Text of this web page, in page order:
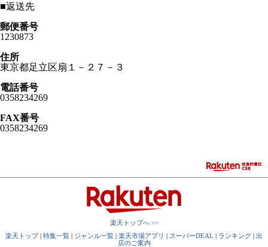
■返送先
郵便番号
1230873
住所
東京都足立区扇１－２７－３
電話番号
0358234269
FAX番号
0358234269
楽天トップへ >>
楽天トップ| 特集一覧 | ジャンル一覧 | 楽天市場アプリ | スーパーDEAL | ランキング | 出
店のご案内